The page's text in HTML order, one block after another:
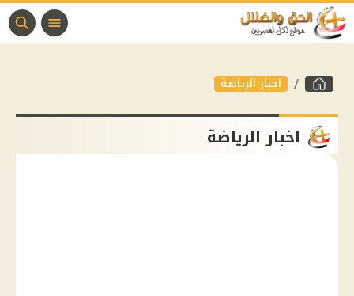
اخبار الرياضة
اخبار الرياضة